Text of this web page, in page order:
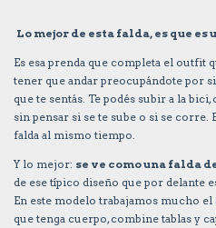
Lo mejor de esta falda, es que es
Es esa prenda que completa el outfit
tener que andar preocupándote por
que te sentás. Te podés subir a la
sin pensar si se te sube o si se corre.
falda al mismo tiempo.
Y lo mejor: se ve como una falda
de ese típico diseño que por delante
En este modelo trabajamos mucho
que tenga cuerpo, combine tablas y